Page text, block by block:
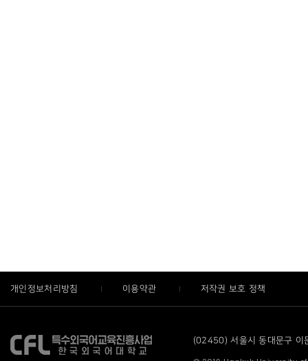
개인정보처리방침 이용약관 저작권 보호 정책
(02450) 서울시 동대문구